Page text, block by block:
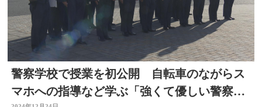
警察学校で授業を初公開 自転車のながらス
マホへの指導など学ぶ「強くて優しい警察官